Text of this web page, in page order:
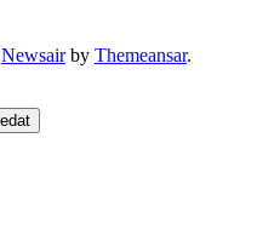
Newsairby Themeansar.